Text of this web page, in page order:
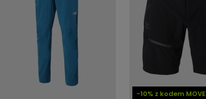
Zamek pełny
Z kieszeniami
The North Face DWR™
The North Face WindWall™
-10% z kodem MOVE